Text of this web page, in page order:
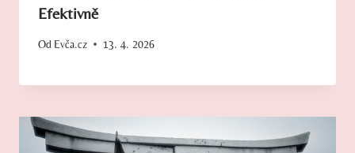
Efektivně
Od Evča.cz 13. 4. 2026